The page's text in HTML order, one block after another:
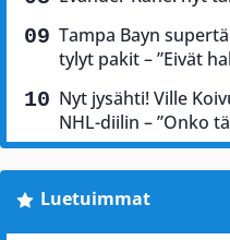
Tampa Bayn
tylyt pakit – ”Eivät
Nyt jysähti! Ville
NHL-diilin – ”Onko
Luetuimmat